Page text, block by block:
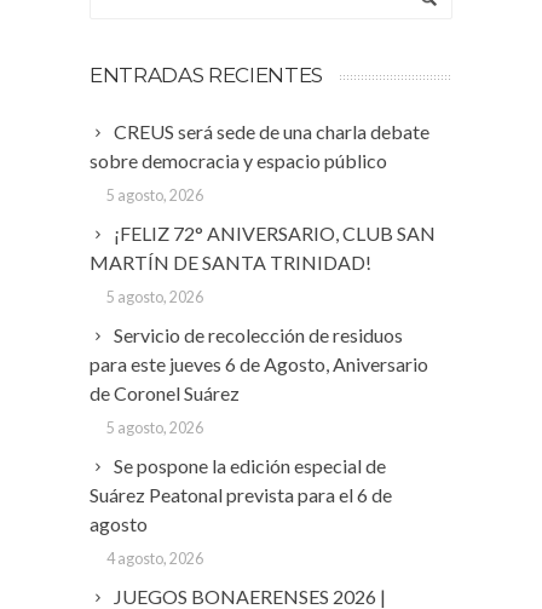
ENTRADAS RECIENTES
CREUS será sede de una charla debate
sobre democracia y espacio público
5 agosto, 2026
¡FELIZ 72° ANIVERSARIO, CLUB SAN
MARTÍN DE SANTA TRINIDAD!
5 agosto, 2026
Servicio de recolección de residuos
para este jueves 6 de Agosto, Aniversario
de Coronel Suárez
5 agosto, 2026
Se pospone la edición especial de
Suárez Peatonal prevista para el 6 de
agosto
4 agosto, 2026
JUEGOS BONAERENSES 2026 |